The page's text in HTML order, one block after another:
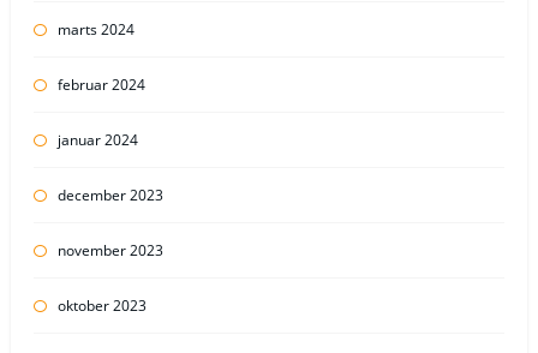
marts 2024
februar 2024
januar 2024
december 2023
november 2023
oktober 2023